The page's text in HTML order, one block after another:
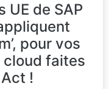
UE de SAP
pour vos
faites
!